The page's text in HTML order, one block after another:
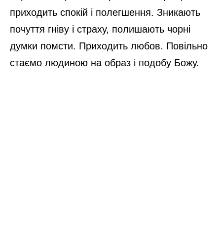
приходить спокій і полегшення. Зникають
почуття гніву і страху, полишають чорні
думки помсти. Приходить любов. Повільно
стаємо людиною на образ і подобу Божу.